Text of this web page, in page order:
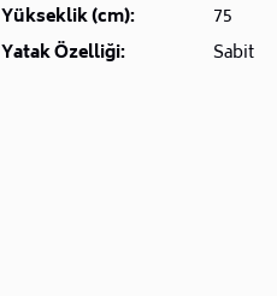
Yükseklik (cm):
75
Yatak Özelliği:
Sabit